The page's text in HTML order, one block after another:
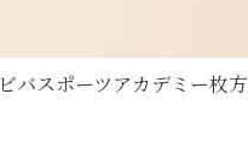
ビバスポーツアカデミー枚方